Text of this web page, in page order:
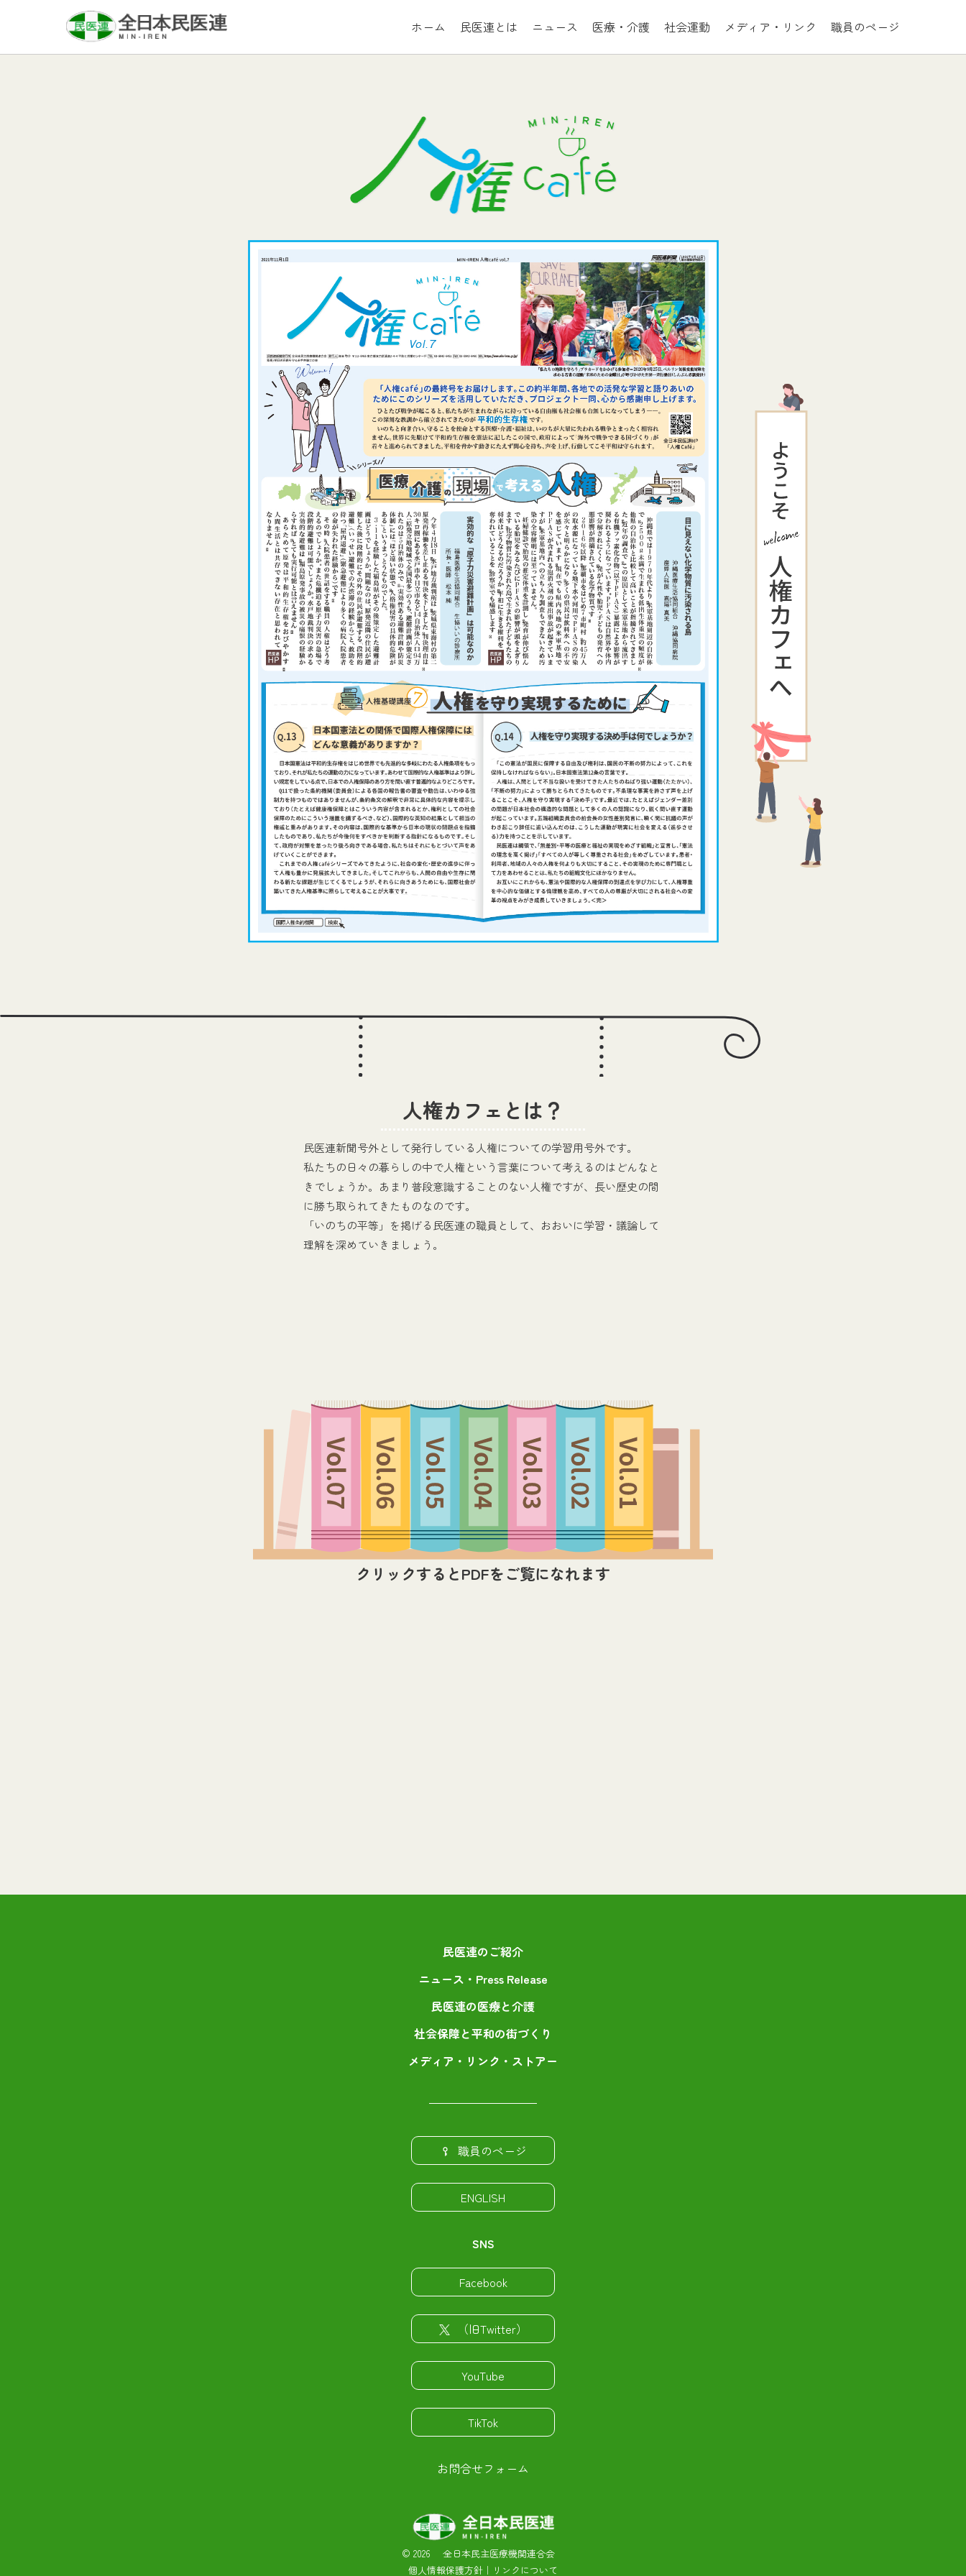
ホーム 民医連とは ニュース 医療・介護 社会運動 メディア・リンク 職員のページ
人権カフェとは？
民医連新聞号外として発行している人権についての学習用号外です。
私たちの日々の暮らしの中で人権という言葉について考えるのはどんなと
きでしょうか。あまり普段意識することのない人権ですが、長い歴史の間
に勝ち取られてきたものなのです。
「いのちの平等」を掲げる民医連の職員として、おおいに学習・議論して
理解を深めていきましょう。
クリックするとPDFをご覧になれます
民医連のご紹介
ニュース・Press Release
民医連の医療と介護
社会保障と平和の街づくり
メディア・リンク・ストアー
職員のページ
ENGLISH
SNS
Facebook
（旧Twitter）
YouTube
TikTok
お問合せフォーム
© 2026 全日本民主医療機関連合会
個人情報保護方針 ｜ リンクについて